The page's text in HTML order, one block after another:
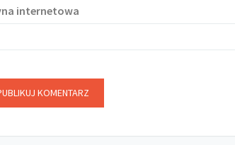
internetowa